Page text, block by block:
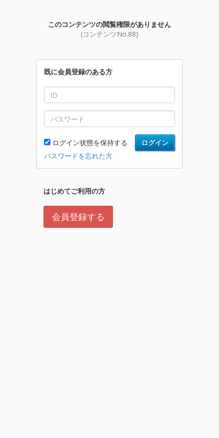
このコンテンツの閲覧権限がありません
(コンテンツNo.88)
既に会員登録のある方
ログイン
ログイン状態を保持する
パスワードを忘れた方
はじめてご利用の方
会員登録する